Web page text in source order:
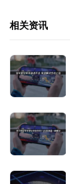
相关资讯